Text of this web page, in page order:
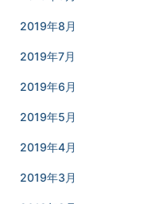
2019年8月
2019年7月
2019年6月
2019年5月
2019年4月
2019年3月